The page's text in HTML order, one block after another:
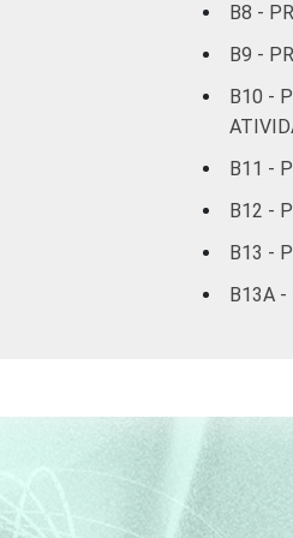
B8 -
B9 -
B10 -
B11 -
B12 -
B13 -
B13A -